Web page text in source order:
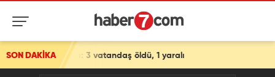
SON DAKİKA
3 vatandaş öldü, 1 yaralı